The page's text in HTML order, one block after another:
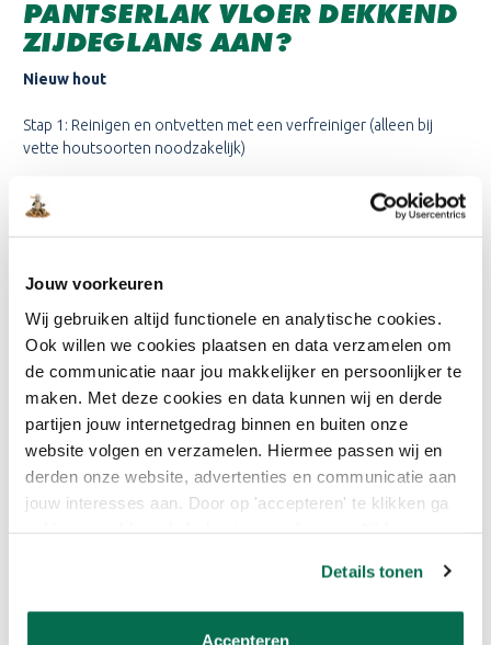
Jouw voorkeuren
Wij gebruiken altijd functionele en analytische cookies.
Ook willen we cookies plaatsen en data verzamelen om
de communicatie naar jou makkelijker en persoonlijker te
maken. Met deze cookies en data kunnen wij en derde
partijen jouw internetgedrag binnen en buiten onze
website volgen en verzamelen. Hiermee passen wij en
derden onze website, advertenties en communicatie aan
jouw interesses aan. Door op 'accepteren' te klikken ga
Details tonen
Accepteren
PANTSERLAK VLOER DEKKEND
ZIJDEGLANS AAN?
Nieuw hout
Stap 1: Reinigen en ontvetten met een verfreiniger (alleen bij
vette houtsoorten noodzakelijk)
Stap 2: Gronden met Rambo Grondverf voor binnen Dekkend
Stap 4: Voorlakken met Rambo Pantserlak Vloer Dekkend
Zijdeglans
Stap 5: Matteren met een Scotch-Brite sponsje
Stap 6: Aflakken met Rambo Pantserlak Vloer Dekkend Zijdeglans
Hout voorzien van beits/verf
Stap 1: Reinigen en ontvetten met een verfreiniger en nadien
schuren
Stap 2: Kale delen bijwerken met Rambo Grondverf voor binnen
Stap 3: Eventuele beschadigingen repareren (indien nodig)